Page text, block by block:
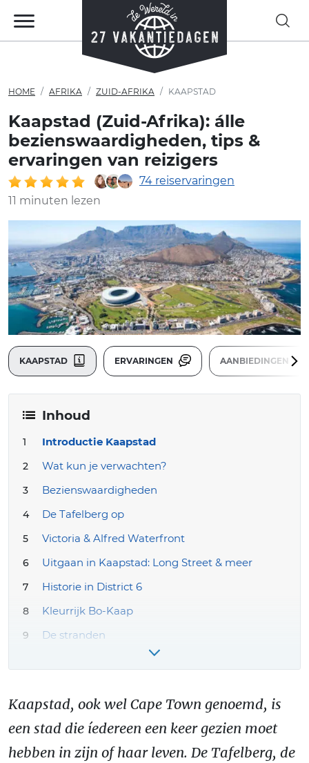
HOME AFRIKA ZUID-AFRIKA KAAPSTAD
Kaapstad (Zuid-Afrika): álle
bezienswaardigheden, tips &
ervaringen van reizigers
74 reiservaringen
11 minuten lezen
KAAPSTAD ERVARINGEN AANBIEDINGEN
Inhoud
Introductie Kaapstad
Wat kun je verwachten?
Bezienswaardigheden
De Tafelberg op
Victoria & Alfred Waterfront
Uitgaan in Kaapstad: Long Street & meer
Historie in District 6
Kleurrijk Bo-Kaap
De stranden
Met de ferry naar Robben Island
Het Kaapse Schiereiland
Overnachten in Kaapstad
Reizen naar Kaapstad – hoe kom je er?
Kaapstad, ook wel Cape Town genoemd, is
een stad die íedereen een keer gezien moet
hebben in zijn of haar leven. De Tafelberg, de